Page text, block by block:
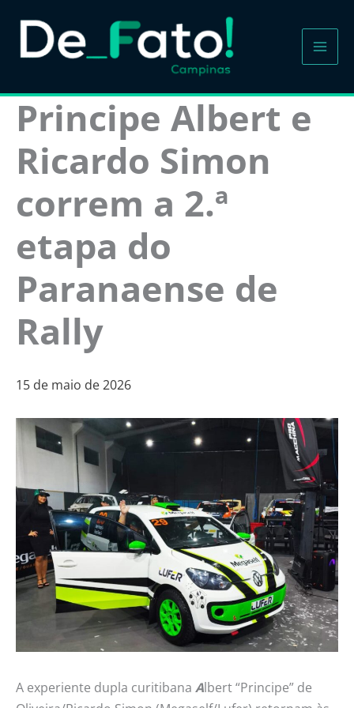
para
Principe Albert e
Ricardo Simon
correm a 2.ª
etapa do
Paranaense de
Rally
15 de maio de 2026
A experiente dupla curitibana Albert “Principe” de